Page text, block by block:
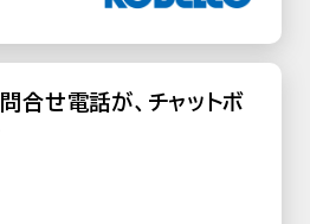
せ電話が、チャットボ